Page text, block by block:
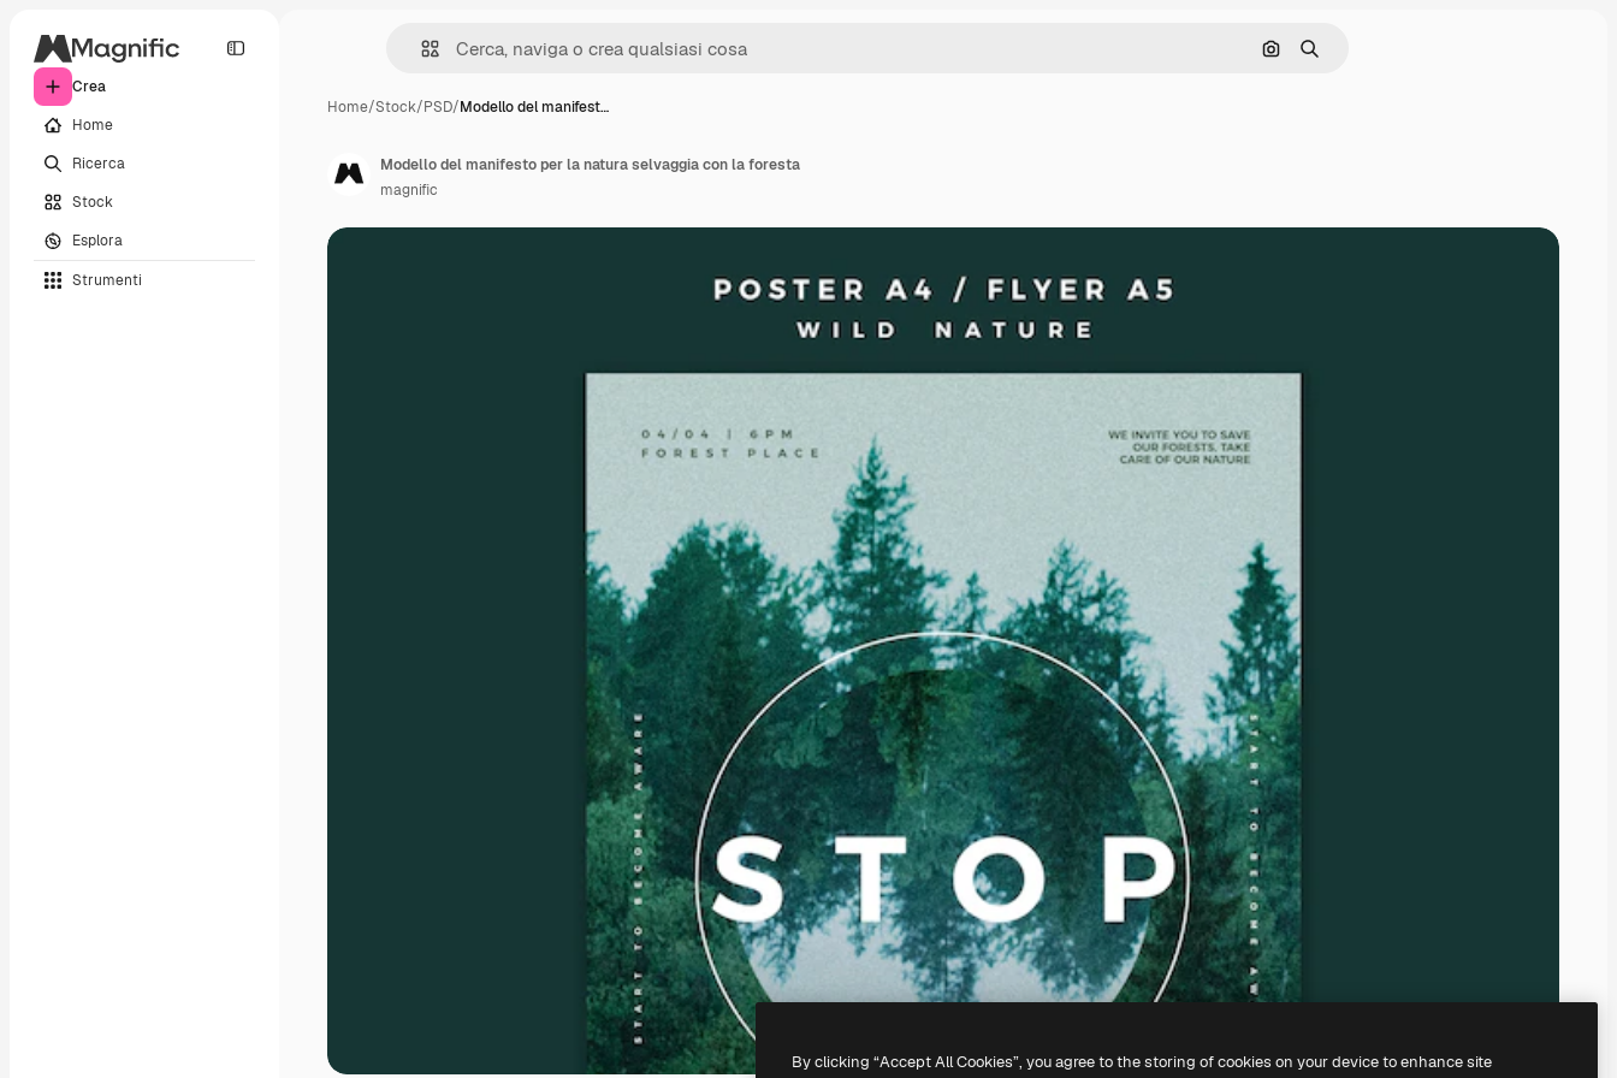
Crea
Home
Ricerca
Stock
Esplora
Strumenti
Cerca per immagine
Ricerca
Home/Stock/PSD/Modello del manifest…
Modello del manifesto per la natura selvaggia con la foresta
magnific
By clicking “Accept All Cookies”, you agree to the storing of cookies on your device to enhance site